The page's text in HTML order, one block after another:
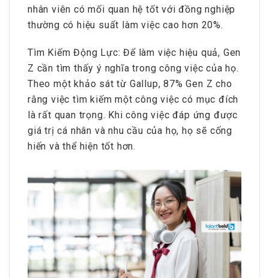
nhân viên có mối quan hệ tốt với đồng nghiệp
thường có hiệu suất làm việc cao hơn 20%.
Tìm Kiếm Động Lực: Để làm việc hiệu quả, Gen
Z cần tìm thấy ý nghĩa trong công việc của họ.
Theo một khảo sát từ Gallup, 87% Gen Z cho
rằng việc tìm kiếm một công việc có mục đích
là rất quan trọng. Khi công việc đáp ứng được
giá trị cá nhân và nhu cầu của họ, họ sẽ cống
hiến và thể hiện tốt hơn.